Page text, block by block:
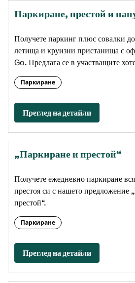
Паркиране, престой и
Получете паркинг плюс совалки
летища и круизни пристанища с
Go. Предлага се в участващите
Паркиране
Преглед на детайли
„Паркиране и престой“
Получете ежедневно паркиране
престоя си с нашето предложение
престой“.
Паркиране
Преглед на детайли